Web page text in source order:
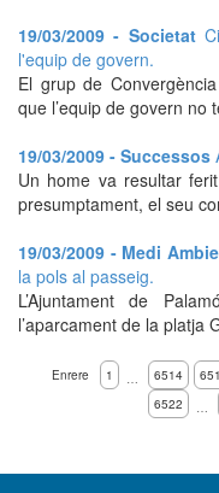
19/03/2009 - Societat
l'equip de govern.
El grup de
que l’equip de govern no
19/03/2009 - Successos
Un home va resultar
presumptament, el seu
19/03/2009 - Medi
la pols al passeig.
L’Ajuntament de
l’aparcament de la platja
Enrere 1 … 6514
6522
…